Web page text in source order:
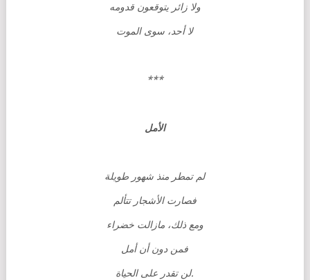
ولا زائر يتوقعون قدومه
لا أحد، سوى الموت
***
الأمل
لم تمطر منذ شهور طويلة
فصارت الأشجار تتألم
ومع ذلك، مازالت خضراء
فمن دون أن أمل
لن تقدر على الحياة.